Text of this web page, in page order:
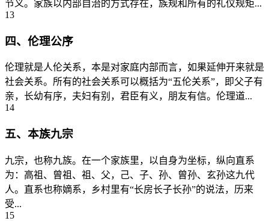
节义。家族以内部自治的方式存在，族规和所有的礼仪规矩...
13
四、伦理公序
伦理就是人伦关系，本是对家庭内部而言，如果延伸开来就是
社会关系。所有的社会关系可以概括为“五伦关系”，即父子有
亲，长幼有序，夫妇有别，君臣有义，朋友有信。伦理道...
14
五、本族九宗
九宗，也称九族。在一个家族里，以自身为坐标，纵向直系
为：高祖、曾祖、祖、父，己、子、孙、曾孙、玄孙这九代
人。直系也称嫡系，乡村里有“长房长子长孙”的说法，历来
受...
15